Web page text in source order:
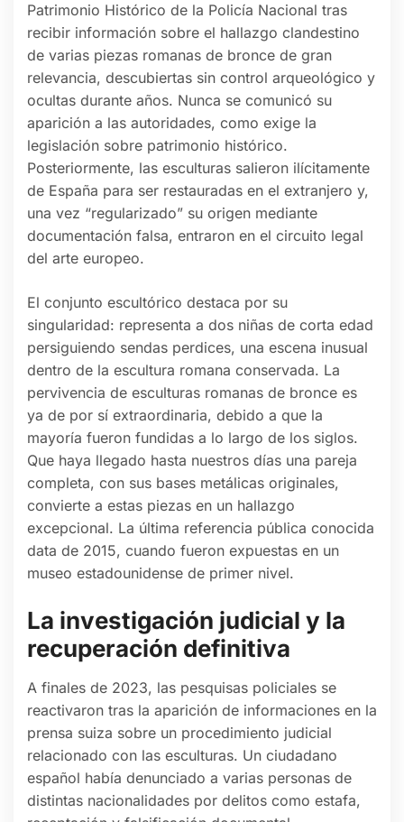
Patrimonio Histórico de la Policía Nacional tras
recibir información sobre el hallazgo clandestino
de varias piezas romanas de bronce de gran
relevancia, descubiertas sin control arqueológico y
ocultas durante años. Nunca se comunicó su
aparición a las autoridades, como exige la
legislación sobre patrimonio histórico.
Posteriormente, las esculturas salieron ilícitamente
de España para ser restauradas en el extranjero y,
una vez “regularizado” su origen mediante
documentación falsa, entraron en el circuito legal
del arte europeo.
El conjunto escultórico destaca por su
singularidad: representa a dos niñas de corta edad
persiguiendo sendas perdices, una escena inusual
dentro de la escultura romana conservada. La
pervivencia de esculturas romanas de bronce es
ya de por sí extraordinaria, debido a que la
mayoría fueron fundidas a lo largo de los siglos.
Que haya llegado hasta nuestros días una pareja
completa, con sus bases metálicas originales,
convierte a estas piezas en un hallazgo
excepcional. La última referencia pública conocida
data de 2015, cuando fueron expuestas en un
museo estadounidense de primer nivel.
La investigación judicial y la
recuperación definitiva
A finales de 2023, las pesquisas policiales se
reactivaron tras la aparición de informaciones en la
prensa suiza sobre un procedimiento judicial
relacionado con las esculturas. Un ciudadano
español había denunciado a varias personas de
distintas nacionalidades por delitos como estafa,